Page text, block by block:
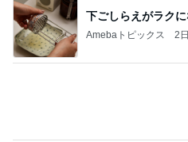
下ごしらえがラク
Amebaトピックス 2